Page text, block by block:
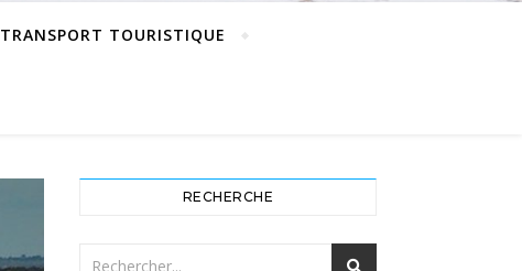
TRANSPORT TOURISTIQUE
RECHERCHE